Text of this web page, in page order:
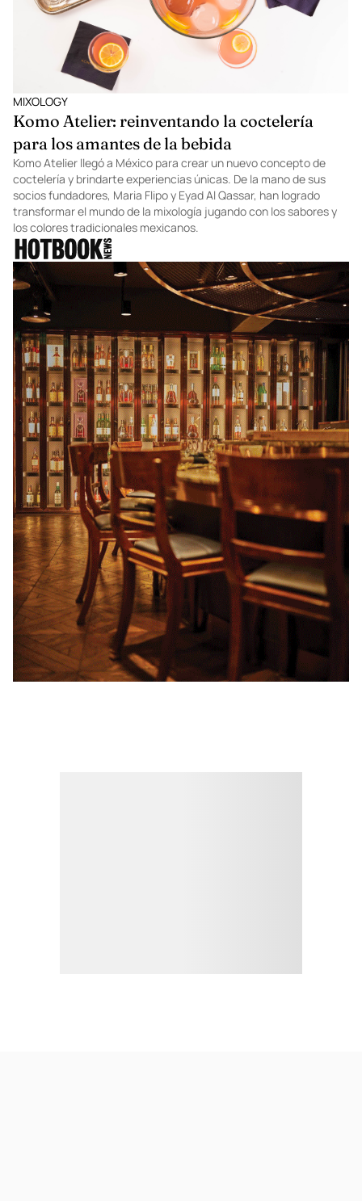
MIXOLOGY
Komo Atelier: reinventando la coctelería
para los amantes de la bebida
Komo Atelier llegó a México para crear un nuevo concepto de
coctelería y brindarte experiencias únicas. De la mano de sus
socios fundadores, Maria Flipo y Eyad Al Qassar, han logrado
transformar el mundo de la mixología jugando con los sabores y
los colores tradicionales mexicanos.